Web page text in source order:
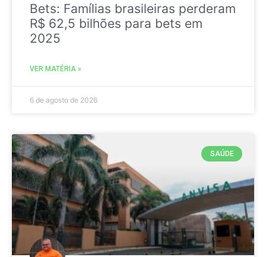
Bets: Famílias brasileiras perderam
R$ 62,5 bilhões para bets em
2025
VER MATÉRIA »
6 de agosto de 2026
SAÚDE